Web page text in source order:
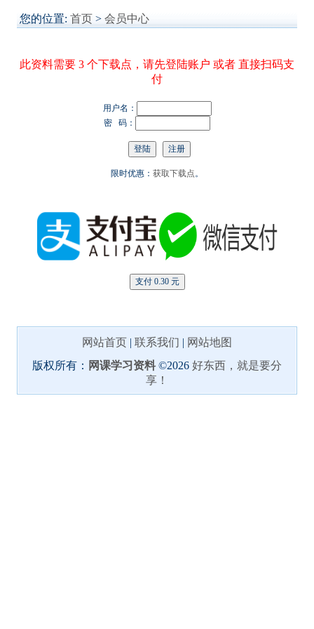
您的位置: 首页 > 会员中心
此资料需要 3 个下载点，请先登陆账户 或者 直接扫码支
付
用户名：
密 码：
限时优惠： 获取下载点。
网站首页 | 联系我们 | 网站地图
版权所有： 网课学习资料©2026 好东西，就是要分
享！